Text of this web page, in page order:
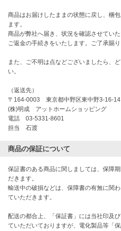
商品はお届けしたままの状態に戻し、梱
ます。
商品が弊社へ届き、状況を確認させていた
ご返金の手続きをいたします。ご了承賜
また、ご不明は点などございましたら、
い。
（返送先）
〒164-0003　東京都中野区東中野3-16-14
(株)明成　アットホームショッピング
電話　03-5331-8601
担当　石渡
商品の保証について
保証書のある商品に関しましては、保障
だきます。
輸送中の破損などは、保障書の有無に関
ていただきます。
配送の都合上、「保証書」には当社印及
ていただいておりますが、電化製品等「